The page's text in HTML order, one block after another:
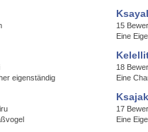
Ksayal
15
Eine
eigenständig
18
Eine
17
Eine